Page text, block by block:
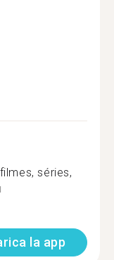
séries,
la app